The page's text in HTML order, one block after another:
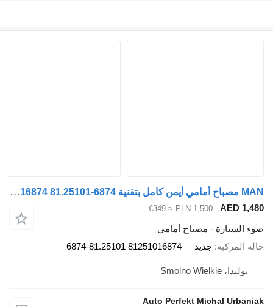
MAN مصباح أمامي أيمن كامل بتقنية LED 81251016874 81.25101-6874 لـ السيارات القاطرة MAN TGX TGS TG3 TGL TGM
PLN 1,500
≈ €349
- مصباح أمامي
جديد 81251016874 81.25101-6874
Auto Perfekt